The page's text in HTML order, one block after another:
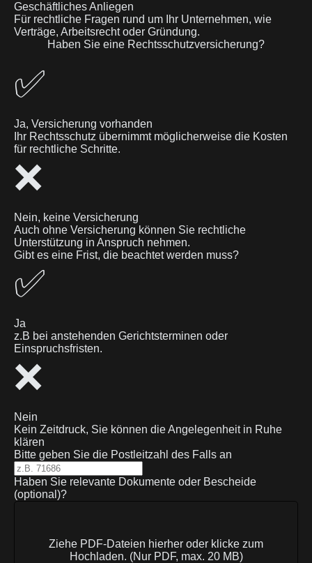
Geschäftliches Anliegen
Für rechtliche Fragen rund um Ihr Unternehmen, wie
Verträge, Arbeitsrecht oder Gründung.
Haben Sie eine Rechtsschutzversicherung?
✅
Ja, Versicherung vorhanden
Ihr Rechtsschutz übernimmt möglicherweise die Kosten
für rechtliche Schritte.
❌
Nein, keine Versicherung
Auch ohne Versicherung können Sie rechtliche
Unterstützung in Anspruch nehmen.
Gibt es eine Frist, die beachtet werden muss?
✅
Ja
z.B bei anstehenden Gerichtsterminen oder
Einspruchsfristen.
❌
Nein
Kein Zeitdruck, Sie können die Angelegenheit in Ruhe
klären
Bitte geben Sie die Postleitzahl des Falls an
Haben Sie relevante Dokumente oder Bescheide
(optional)?
Ziehe PDF-Dateien hierher oder klicke zum
Hochladen. (Nur PDF, max. 20 MB)